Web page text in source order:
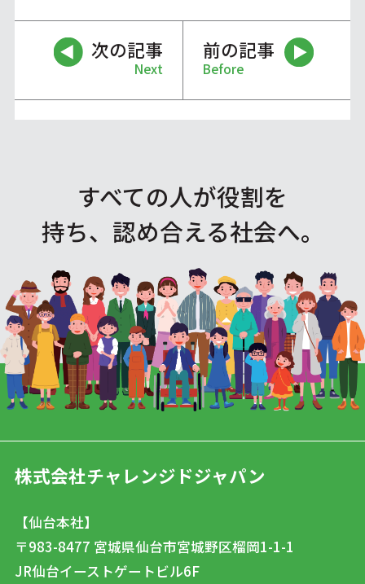
次の記事
Next
前の記事
Before
すべての人が役割を
持ち、認め合える社会へ。
株式会社チャレンジドジャパン
【仙台本社】
〒983-8477 宮城県仙台市宮城野区榴岡1-1-1
JR仙台イーストゲートビル6F